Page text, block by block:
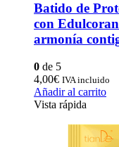
Batido de
con
armonía
0 de 5
4,00€ IVA incluido
Añadir al carrito
Vista rápida